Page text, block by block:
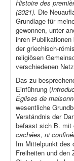
Histoire des
(2021). Die
Grundlage für
gewonnen, unter
ihren
der griechisch-
religiösen
verschiedenen
Das zu
Einführung (
Églises de
wesentliche
Verständnis der
befasst sich B. mit
cachées, ni
Im Mittelpunkt des
Freiheiten und den